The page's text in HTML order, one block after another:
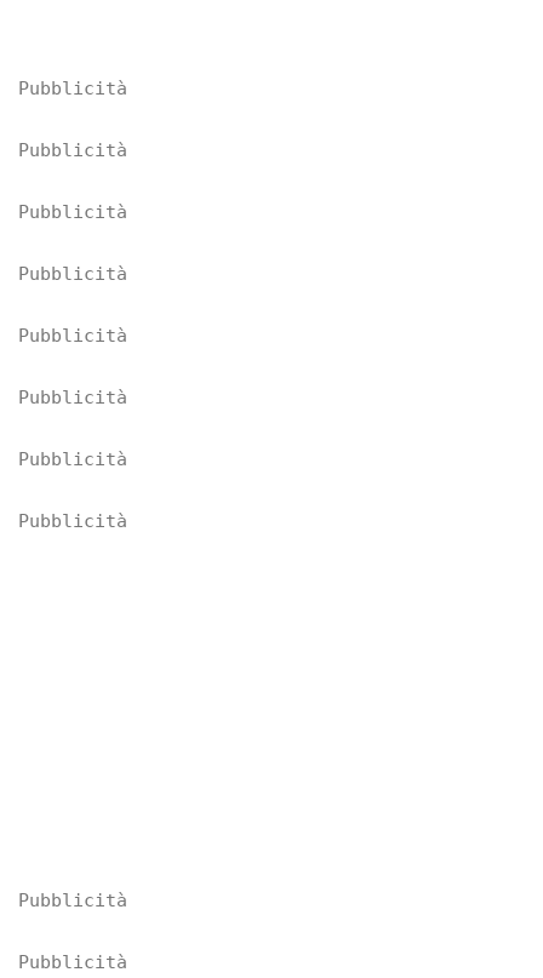
Pubblicità
Pubblicità
Pubblicità
Pubblicità
Pubblicità
Pubblicità
Pubblicità
Pubblicità
Pubblicità
Pubblicità